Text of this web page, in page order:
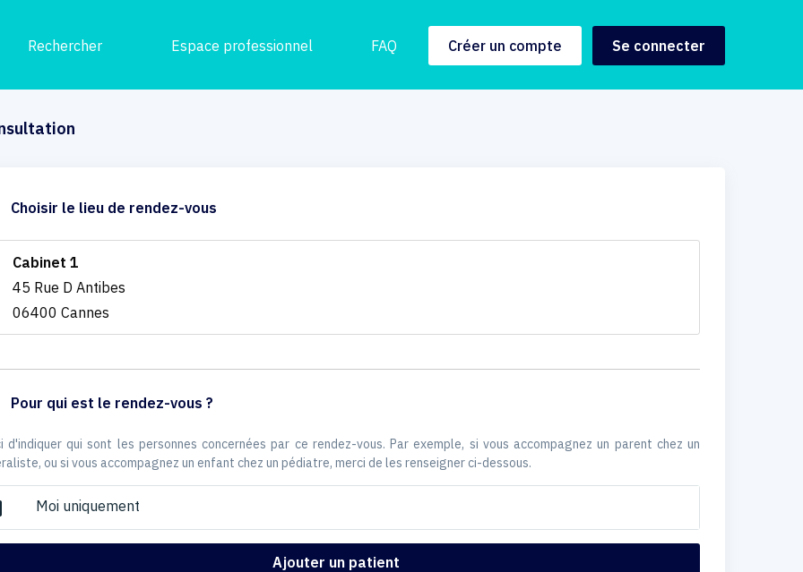
Rechercher Espace professionnel FAQ Créer un compte Se connecter
Choisir le lieu de rendez-vous
Cabinet 1
45 Rue D Antibes
06400 Cannes
Pour qui est le rendez-vous ?
d'indiquer qui sont les personnes concernées par ce rendez-vous. Par exemple, si vous accompagnez un parent chez un
ou si vous accompagnez un enfant chez un pédiatre, merci de les renseigner ci-dessous.
Moi uniquement
Ajouter un patient